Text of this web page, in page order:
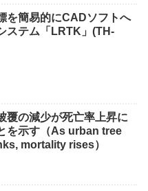
を簡易的にCADソフトへ
ステム「LRTK」(TH-
覆の減少が死亡率上昇に
を示す（As urban tree
mortality rises）